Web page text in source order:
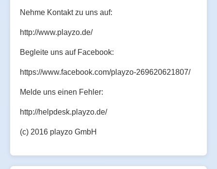
Nehme Kontakt zu uns auf:
http://www.playzo.de/
Begleite uns auf Facebook:
https://www.facebook.com/playzo-269620621807/
Melde uns einen Fehler:
http://helpdesk.playzo.de/
(c) 2016 playzo GmbH